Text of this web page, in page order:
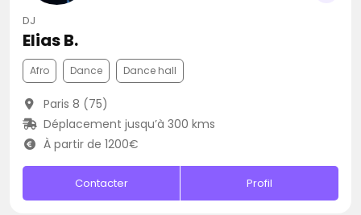
DJ
Elias B.
Afro Dance Dance hall
Paris 8 (75)
Déplacement jusqu’à 300 kms
À partir de 1200€
Contacter Profil